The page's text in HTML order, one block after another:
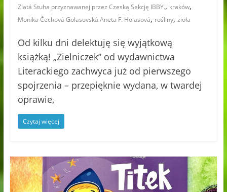
Zlatá Stuha przyznawanej przez Czeską Sekcję IBBY., kraków,
Monika Čechová Golasovská Aneta F. Holasová, rośliny, zioła
Od kilku dni delektuję się wyjątkową
książką! „Zielniczek” od wydawnictwa
Literackiego zachwyca już od pierwszego
spojrzenia – przepięknie wydana, w twardej
oprawie,
Czytaj więcej